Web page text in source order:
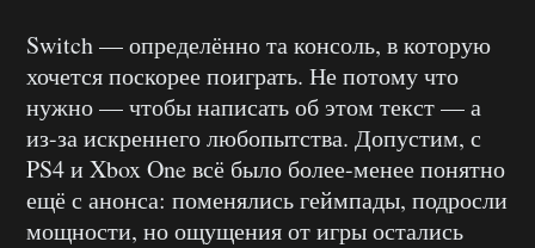
Switch — определённо та консоль, в которую
хочется поскорее поиграть. Не потому что
нужно — чтобы написать об этом текст — а
из-за искреннего любопытства. Допустим, с
PS4 и Xbox One всё было более-менее понятно
ещё с анонса: поменялись геймпады, подросли
мощности, но ощущения от игры остались